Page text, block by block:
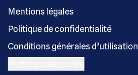
Mentions légales
Politique de confidentialité
Conditions générales d’utilisation